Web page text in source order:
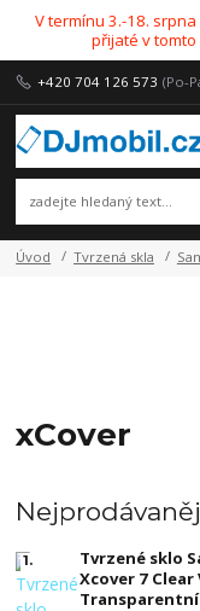
V termínu 3.-18.
přijaté v
+420 704 126 573 (Po-
Úvod Tvrzená skla
xCover
1.
Tvrzené sklo
Xcover 7 Clear
Transparentní